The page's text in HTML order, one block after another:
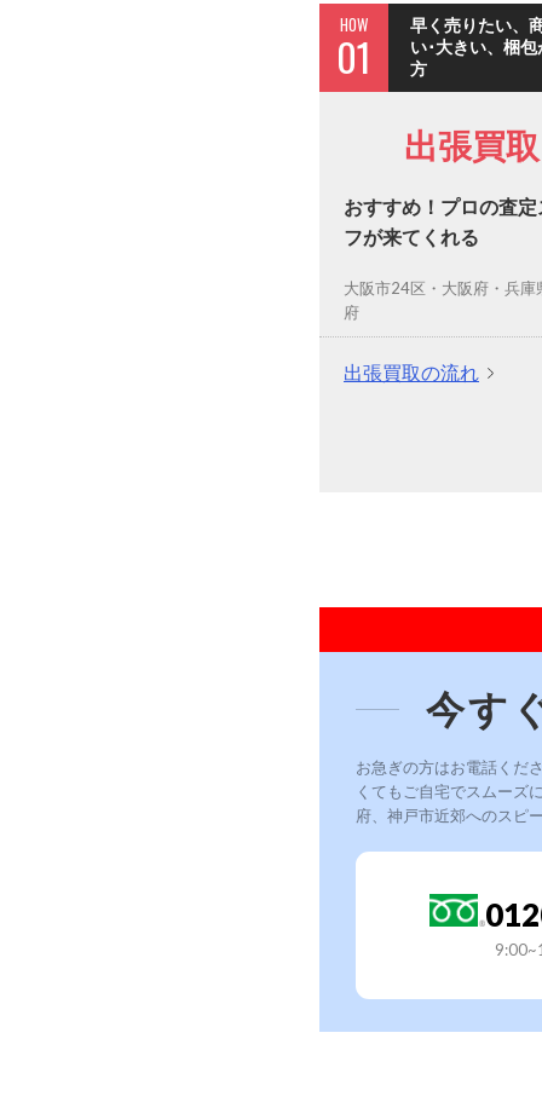
HOW
01
早く売りたい、
い･大きい、梱
方
出張買取
おすすめ！プロの査定
フが来てくれる
大阪市24区・大阪府・兵庫
府
出張買取の流れ
今す
お急ぎの方はお電話くだ
くてもご自宅でスムーズ
府、神戸市近郊へのスピ